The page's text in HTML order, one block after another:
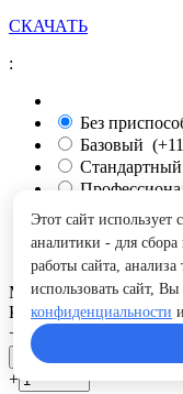
СКАЧАТЬ
:
Без
Базовый (+
Для
Для
Для
МОДЕЛЬ: ССМ-02
Кол-во:
+
В корзину
+
−
Этот сайт
аналитики - для
работы сайта,
использовать сайт, Вы
конфиденциальности